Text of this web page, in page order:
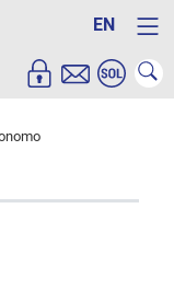
EN